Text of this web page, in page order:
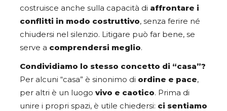
costruisce anche sulla capacità di affrontare i
conflitti in modo costruttivo, senza ferire né
chiudersi nel silenzio. Litigare può far bene, se
serve a comprendersi meglio.
Condividiamo lo stesso concetto di “casa”?
Per alcuni “casa” è sinonimo di ordine e pace,
per altri è un luogo vivo e caotico. Prima di
unire i propri spazi, è utile chiedersi: ci sentiamo